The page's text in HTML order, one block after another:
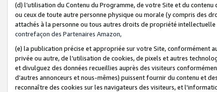
(d) l’utilisation du Contenu du Programme, de votre Site et du
ou ceux de toute autre personne physique ou morale (y compris des
attachés à la personne ou tous autres droits de propriété
contrefaçon des Partenaires Amazon,
(e) la publication précise et appropriée sur votre Site, conformément
privée ou autre, de l’utilisation de cookies, de pixels et autres
et divulguez des données recueillies auprès des visiteurs
d’autres annonceurs et nous-mêmes) puissent fournir du contenu et
reconnaître des cookies sur les navigateurs des visiteurs, et